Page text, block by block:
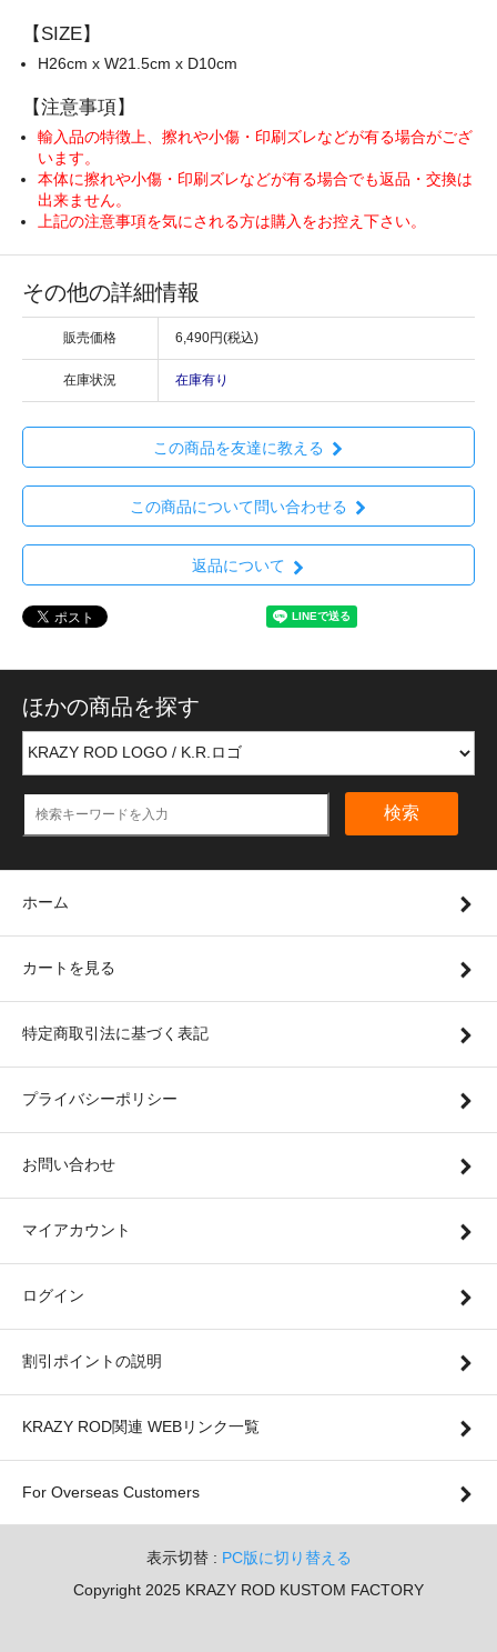
【SIZE】
H26cm x W21.5cm x D10cm
【注意事項】
輸入品の特徴上、擦れや小傷・印刷ズレなどが有る場合がござ
います。
本体に擦れや小傷・印刷ズレなどが有る場合でも返品・交換は
出来ません。
上記の注意事項を気にされる方は購入をお控え下さい。
その他の詳細情報
販売価格 6,490円(税込)
在庫状況 在庫有り
この商品を友達に教える
この商品について問い合わせる
返品について
ほかの商品を探す
検索
ホーム
カートを見る
特定商取引法に基づく表記
プライバシーポリシー
お問い合わせ
マイアカウント
ログイン
割引ポイントの説明
KRAZY ROD関連 WEBリンク一覧
For Overseas Customers
表示切替 : PC版に切り替える
Copyright 2025 KRAZY ROD KUSTOM FACTORY